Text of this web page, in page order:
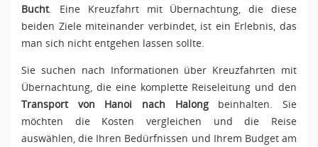
Bucht. Eine Kreuzfahrt mit Übernachtung, die diese
beiden Ziele miteinander verbindet, ist ein Erlebnis, das
man sich nicht entgehen lassen sollte.
Sie suchen nach Informationen über Kreuzfahrten mit
Übernachtung, die eine komplette Reiseleitung und den
Transport von Hanoi nach Halongbeinhalten. Sie
möchten die Kosten vergleichen und die Reise
auswählen, die Ihren Bedürfnissen und Ihrem Budget am